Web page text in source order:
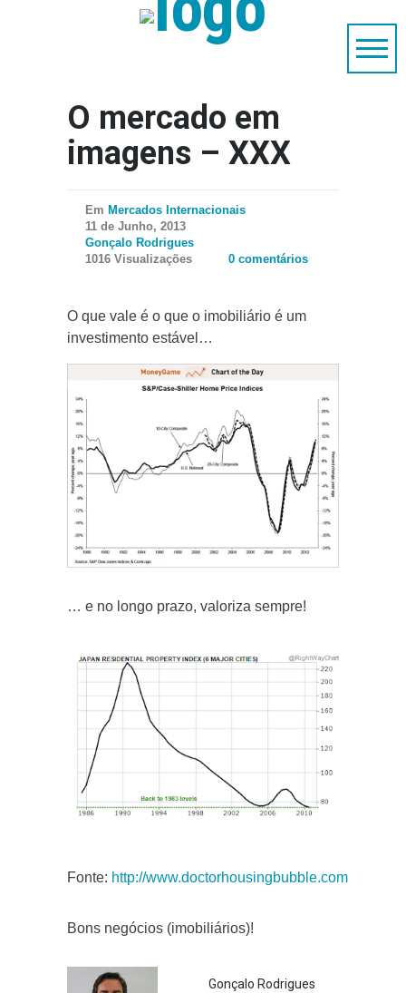
O mercado em
imagens – XXX
Em Mercados Internacionais
11 de Junho, 2013
Gonçalo Rodrigues
1016 Visualizações
0 comentários
O que vale é o que o imobiliário é um
investimento estável…
… e no longo prazo, valoriza sempre!
Fonte: http://www.doctorhousingbubble.com
Bons negócios (imobiliários)!
Gonçalo Rodrigues